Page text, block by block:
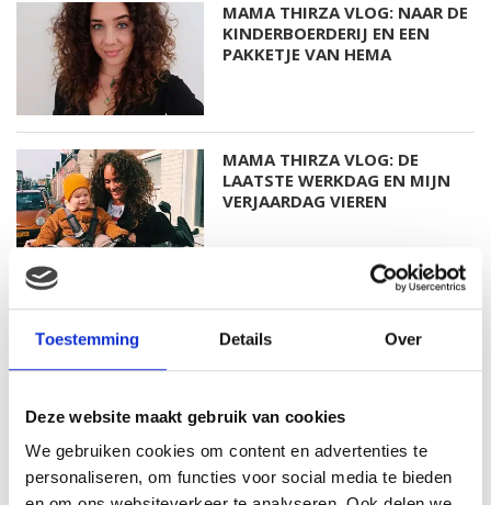
Toestemming Details Over
Deze website maakt gebruik van cookies
We gebruiken cookies om content en advertenties te
personaliseren, om functies voor social media te bieden
MAMA THIRZA VLOG: NAAR DE
KINDERBOERDERIJ EN EEN
PAKKETJE VAN HEMA
MAMA THIRZA VLOG: DE
LAATSTE WERKDAG EN MIJN
VERJAARDAG VIEREN
MAMA THIRZA VLOG: HET IS
MAMA THIRZA VLOG: OP
VAKANTIE & TWEE ZIEKE
KINDEREN